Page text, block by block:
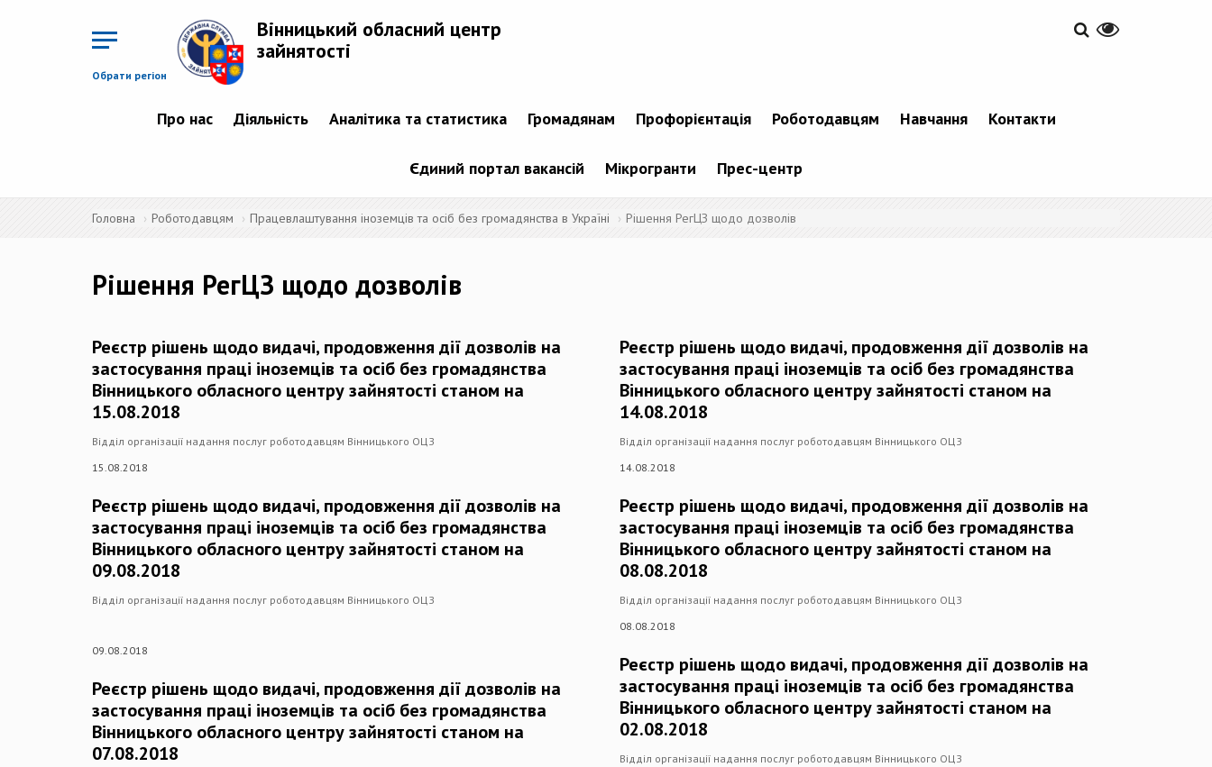
Обрати регіон
Вінницький обласний центр
зайнятості
Про нас Діяльність Аналітика та статистика Громадянам Профорієнтація Роботодавцям Навчання Контакти
Єдиний портал вакансій Мікрогранти Прес-центр
Головна Роботодавцям Працевлаштування іноземців та осіб без громадянства в Україні Рішення РегЦЗ щодо дозволів
Рішення РегЦЗ щодо дозволів
Реєстр рішень щодо видачі, продовження дії дозволів на
застосування праці іноземців та осіб без громадянства
Вінницького обласного центру зайнятості станом на
15.08.2018
Відділ організації надання послуг роботодавцям Вінницького ОЦЗ
15.08.2018
Реєстр рішень щодо видачі, продовження дії дозволів на
застосування праці іноземців та осіб без громадянства
Вінницького обласного центру зайнятості станом на
09.08.2018
Відділ організації надання послуг роботодавцям Вінницького ОЦЗ
09.08.2018
Реєстр рішень щодо видачі, продовження дії дозволів на
застосування праці іноземців та осіб без громадянства
Вінницького обласного центру зайнятості станом на
07.08.2018
Реєстр рішень щодо видачі, продовження дії дозволів на
застосування праці іноземців та осіб без громадянства
Вінницького обласного центру зайнятості станом на
14.08.2018
Відділ організації надання послуг роботодавцям Вінницького ОЦЗ
14.08.2018
Реєстр рішень щодо видачі, продовження дії дозволів на
застосування праці іноземців та осіб без громадянства
Вінницького обласного центру зайнятості станом на
08.08.2018
Відділ організації надання послуг роботодавцям Вінницького ОЦЗ
08.08.2018
Реєстр рішень щодо видачі, продовження дії дозволів на
застосування праці іноземців та осіб без громадянства
Вінницького обласного центру зайнятості станом на
02.08.2018
Відділ організації надання послуг роботодавцям Вінницького ОЦЗ